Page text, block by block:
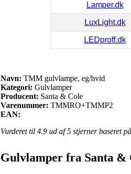
Lamper.dk
LuxLight.dk
LEDproff.dk
Navn: TMM gulvlampe, eg/hvid
Kategori: Gulvlamper
Producent: Santa & Cole
Varenummer: TMMRO+TMMP2
EAN:
Vurderet til 4.9 ud af 5 stjerner baseret på
Gulvlamper fra Santa &